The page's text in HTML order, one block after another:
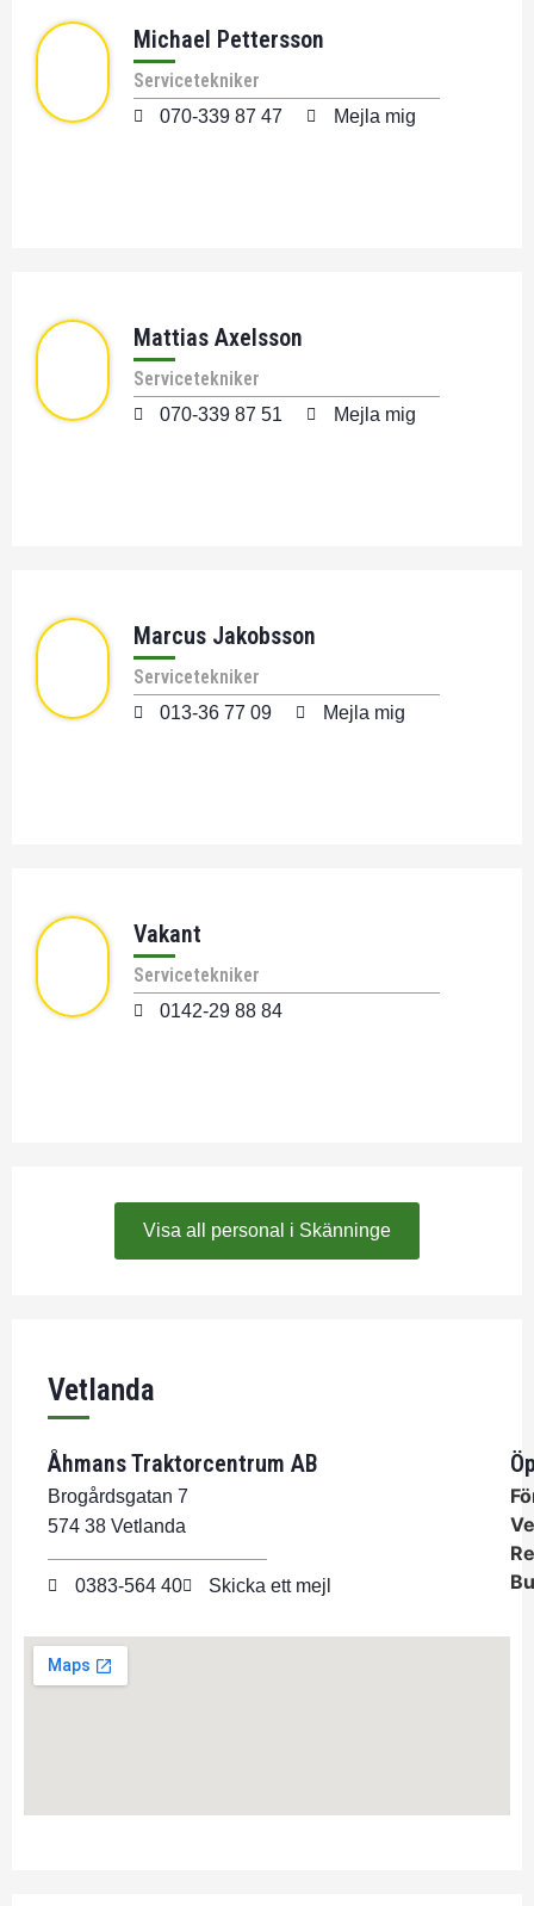
Michael Pettersson
Servicetekniker
070-339 87 47 Mejla mig
Mattias Axelsson
Servicetekniker
070-339 87 51 Mejla mig
Marcus Jakobsson
Servicetekniker
013-36 77 09 Mejla mig
Vakant
Servicetekniker
0142-29 88 84
Visa all personal i Skänninge
Vetlanda
Åhmans Traktorcentrum AB
Brogårdsgatan 7
574 38 Vetlanda
0383-564 40 Skicka ett mejl